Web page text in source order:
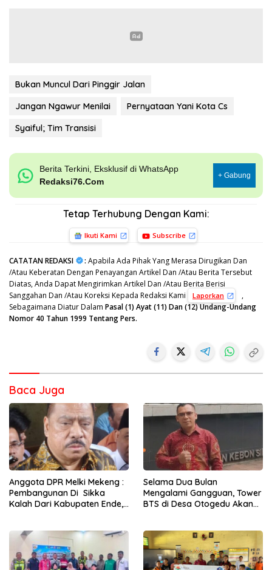
Bukan Muncul Dari Pinggir Jalan
Jangan Ngawur Menilai
Pernyataan Yani Kota Cs
Syaiful; Tim Transisi
Berita Terkini, Eksklusif di WhatsApp
Redaksi76.Com
+ Gabung
Tetap Terhubung Dengan Kami:
Ikuti Kami Subscribe
CATATAN REDAKSI : Apabila Ada Pihak Yang Merasa Dirugikan Dan
/Atau Keberatan Dengan Penayangan Artikel Dan /Atau Berita Tersebut
Diatas, Anda Dapat Mengirimkan Artikel Dan /Atau Berita Berisi
Sanggahan Dan /Atau Koreksi Kepada Redaksi Kami
Laporkan
,
Sebagaimana Diatur Dalam Pasal (1) Ayat (11) Dan (12) Undang-Undang
Nomor 40 Tahun 1999 Tentang Pers.
Baca Juga
Anggota DPR Melki Mekeng :
Pembangunan Di Sikka
Kalah Dari Kabupaten Ende,
Selama Dua Bulan
Mengalami Gangguan, Tower
BTS di Desa Otogedu Akan